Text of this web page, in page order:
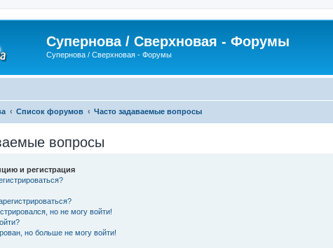
Супернова / Сверхновая - Форумы
Супернова / Сверхновая - Форумы
Список форумов Часто задаваемые вопросы
вопросы
и регистрация
но не могу войти!
но больше не могу войти!